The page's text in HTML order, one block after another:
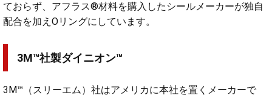
ておらず、アフラス®材料を購入したシールメーカーが独自
配合を加えOリングにしています。
3M™社製ダイニオン™
3M™（スリーエム）社はアメリカに本社を置くメーカーで